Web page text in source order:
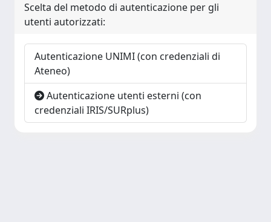
Scelta del metodo di autenticazione per gli
utenti autorizzati:
Autenticazione UNIMI (con credenziali di
Ateneo)
Autenticazione utenti esterni (con
credenziali IRIS/SURplus)